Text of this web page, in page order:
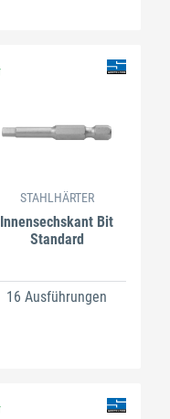
STAHLHÄRTER
Innensechskant Bit
Standard
16 Ausführungen